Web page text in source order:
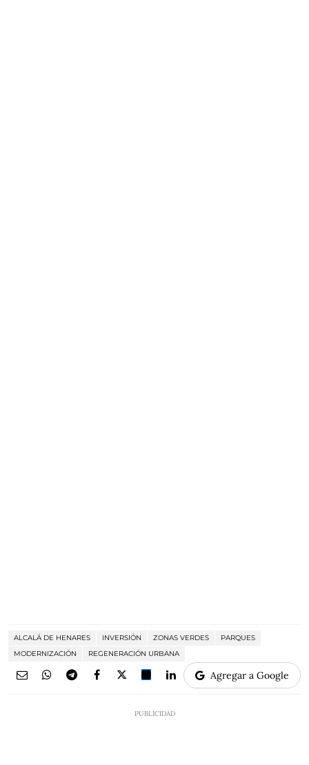
ALCALÁ DE HENARES INVERSIÓN ZONAS VERDES
PARQUES
MODERNIZACIÓN
REGENERACIÓN URBANA
Agregar a Google